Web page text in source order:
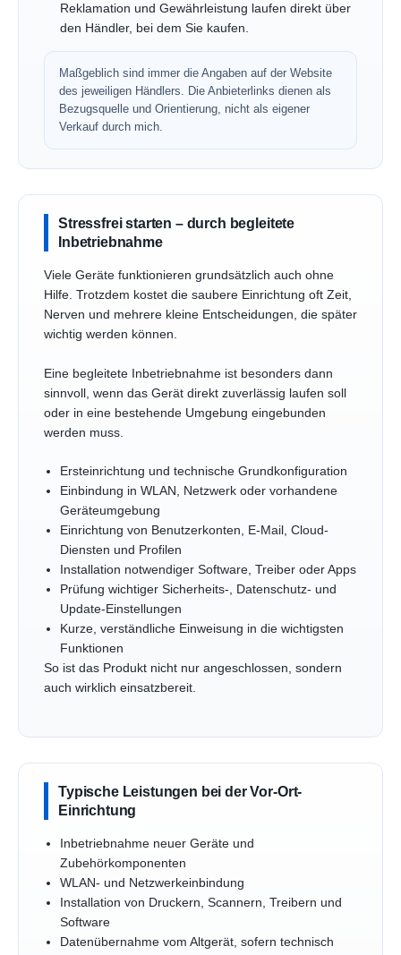
Reklamation und Gewährleistung laufen direkt über
den Händler, bei dem Sie kaufen.
Maßgeblich sind immer die Angaben auf der Website
des jeweiligen Händlers. Die Anbieterlinks dienen als
Bezugsquelle und Orientierung, nicht als eigener
Verkauf durch mich.
Stressfrei starten – durch begleitete
Inbetriebnahme
Viele Geräte funktionieren grundsätzlich auch ohne
Hilfe. Trotzdem kostet die saubere Einrichtung oft Zeit,
Nerven und mehrere kleine Entscheidungen, die später
wichtig werden können.
Eine begleitete Inbetriebnahme ist besonders dann
sinnvoll, wenn das Gerät direkt zuverlässig laufen soll
oder in eine bestehende Umgebung eingebunden
werden muss.
Ersteinrichtung und technische Grundkonfiguration
Einbindung in WLAN, Netzwerk oder vorhandene
Geräteumgebung
Einrichtung von Benutzerkonten, E-Mail, Cloud-
Diensten und Profilen
Installation notwendiger Software, Treiber oder Apps
Prüfung wichtiger Sicherheits-, Datenschutz- und
Update-Einstellungen
Kurze, verständliche Einweisung in die wichtigsten
Funktionen
So ist das Produkt nicht nur angeschlossen, sondern
auch wirklich einsatzbereit.
Typische Leistungen bei der Vor-Ort-
Einrichtung
Inbetriebnahme neuer Geräte und
Zubehörkomponenten
WLAN- und Netzwerkeinbindung
Installation von Druckern, Scannern, Treibern und
Software
Datenübernahme vom Altgerät, sofern technisch